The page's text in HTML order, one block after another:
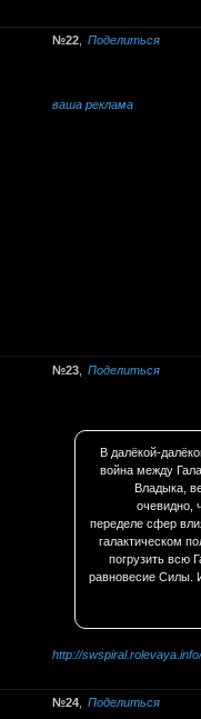
Поделиться
22
ваша реклама
Поделиться
23
В далёкой-
война между
Владыка,
очевидно,
переделе сфер
галактическом
погрузить всю
равновесие Силы.
http://
Поделиться
24